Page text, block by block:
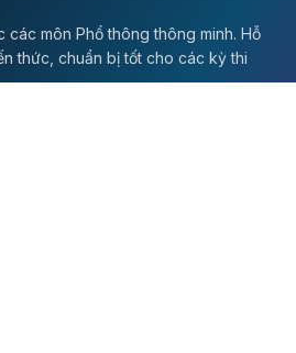
các môn Phổ thông thông minh. Hỗ
thức, chuẩn bị tốt cho các kỳ thi